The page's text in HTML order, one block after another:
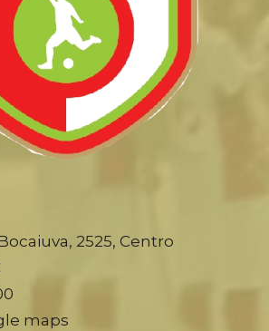
2525, Centro
maps